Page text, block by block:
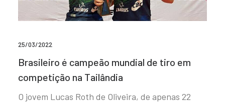
25/03/2022
Brasileiro é campeão mundial de tiro em
competição na Tailândia
O jovem Lucas Roth de Oliveira, de apenas 22